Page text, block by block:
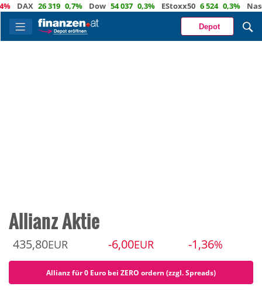
26 319 0,7% Dow 54 037 0,3% EStoxx50 6 524 0,3% Nasdaq 29
Depot
Allianz Aktie
435,80EUR -6,00EUR -1,36%
Allianz für 0 Euro bei ZERO ordern (zzgl. Spreads)